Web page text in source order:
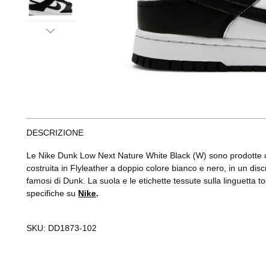
DESCRIZIONE
Le Nike Dunk Low Next Nature White Black (W) sono
costruita in Flyleather a doppio colore bianco e nero, in un
famosi di Dunk. La suola e le etichette tessute sulla linguetta
specifiche su Nike.
SKU: DD1873-102